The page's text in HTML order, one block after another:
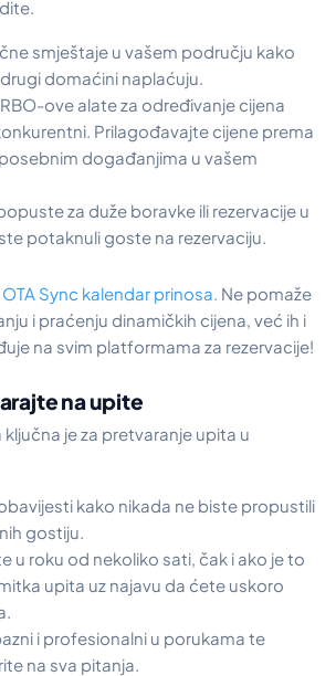
smještaje u vašem području kako
domaćini naplaćuju.
ove alate za određivanje cijena
Prilagođavajte cijene prema
događanjima u vašem
za duže boravke ili rezervacije u
potaknuli goste na rezervaciju.
OTA Sync kalendar prinosa. Ne pomaže
i praćenju dinamičkih cijena, već ih i
na svim platformama za rezervacije!
na upite
je za pretvaranje upita u
kako nikada ne biste propustili
gostiju.
u roku od nekoliko sati, čak i ako je to
upita uz najavu da ćete uskoro
i profesionalni u porukama te
na sva pitanja.